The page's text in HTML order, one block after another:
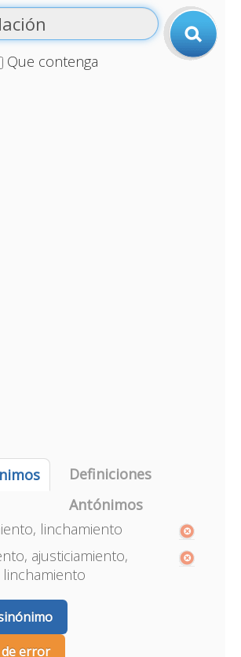
Que contenga
Definiciones
Antónimos
linchamiento
ajusticiamiento,
error